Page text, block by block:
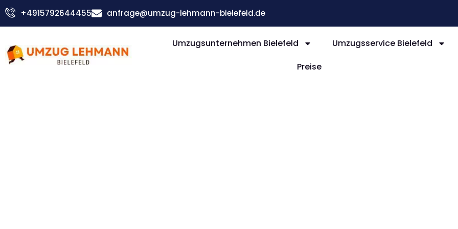
Zum
Inhalt
+4915792644455 anfrage@umzug-lehmann-bielefeld.de
Umzugsunternehmen Bielefeld
Umzugsservice Bielefeld
Preise